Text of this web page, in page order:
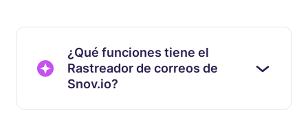
¿Qué funciones tiene el
Rastreador de correos de
Snov.io?